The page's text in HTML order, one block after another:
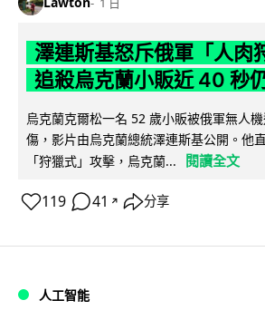
澤連斯基怒斥俄軍「人肉
追殺烏克蘭小販近 40 秒
烏克蘭克爾松一名 52 歲小販被俄軍無人
傷，影片由烏克蘭總統澤連斯基公開。他
「狩獵式」攻擊，烏克蘭...
閱讀全文
119 41 ↗ 分享
人工智能